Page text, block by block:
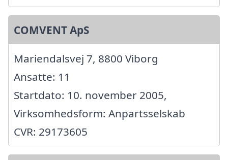
COMVENT ApS
Mariendalsvej 7, 8800 Viborg
Ansatte: 11
Startdato: 10. november 2005,
Virksomhedsform: Anpartsselskab
CVR: 29173605